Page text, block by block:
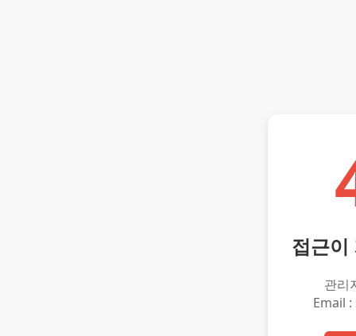
접근이
관리
Email